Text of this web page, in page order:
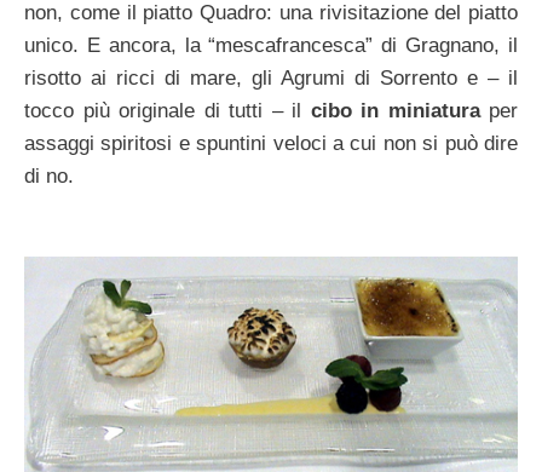
non, come il piatto Quadro: una rivisitazione del piatto
unico. E ancora, la “mescafrancesca” di Gragnano, il
risotto ai ricci di mare, gli Agrumi di Sorrento e – il
tocco più originale di tutti – il cibo in miniaturaper
assaggi spiritosi e spuntini veloci a cui non si può dire
di no.